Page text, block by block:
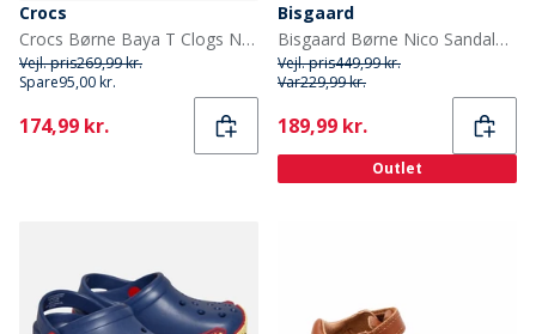
Crocs
Crocs Børne Baya T Clogs Navy
Vejl. pris269,99 kr.
Spare95,00 kr.
Current
174,99 kr.
Bisgaard
Bisgaard Børne Nico Sandaler Lemon Mix
Vejl. pris449,99 kr.
Var229,99 kr.
Current
189,99 kr.
Outlet